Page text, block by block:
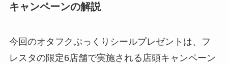
キャンペーンの解説
今回のオタフクぷっくりシールプレゼントは、フ
レスタの限定6店舗で実施される店頭キャンペーン